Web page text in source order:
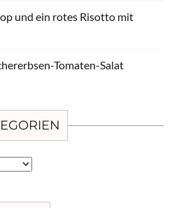
und ein rotes Risotto mit
Tomaten-Salat